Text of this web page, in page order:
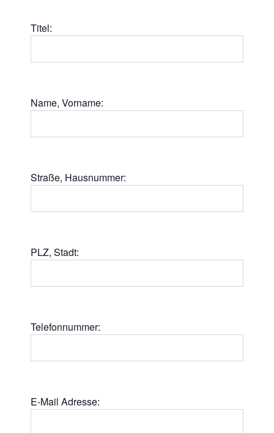
Titel:
Name, Vorname:
Straße, Hausnummer:
PLZ, Stadt:
Telefonnummer:
E-Mail Adresse: